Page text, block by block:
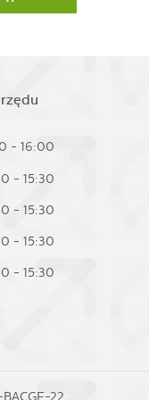
- 16:00
- 15:30
- 15:30
- 15:30
- 15:30
22